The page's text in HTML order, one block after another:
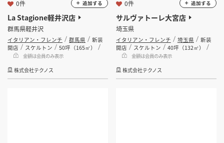
La Stagione軽井沢店
群馬県軽井沢
イタリアン・フレンチ 群馬県
新装
開店
スケルトン 50坪（165㎡）
金額は会員のみ表示
株式会社テクノス
0件 追加する
サルヴァトーレ大宮店
埼玉県
イタリアン・フレンチ 埼玉県
新装
開店
スケルトン 40坪（132㎡）
金額は会員のみ表示
株式会社テクノス
0件 追加する